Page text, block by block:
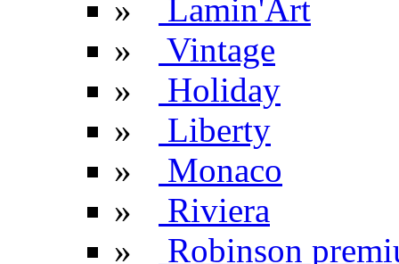
»
Lamin'Art
»
Vintage
»
Holiday
»
Liberty
»
Monaco
»
Riviera
»
Robinson